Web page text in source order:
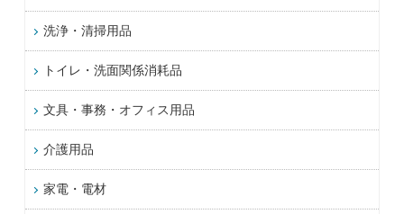
洗浄・清掃用品
トイレ・洗面関係消耗品
文具・事務・オフィス用品
介護用品
家電・電材